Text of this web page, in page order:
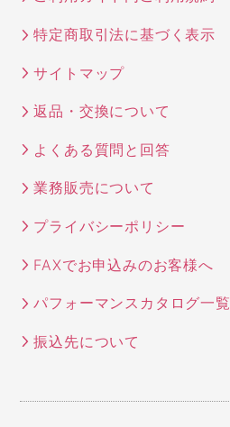
特定商取引法に基づく表示
サイトマップ
返品・交換について
よくある質問と回答
業務販売について
プライバシーポリシー
FAXでお申込みのお客様へ
パフォーマンスカタログ一覧
振込先について